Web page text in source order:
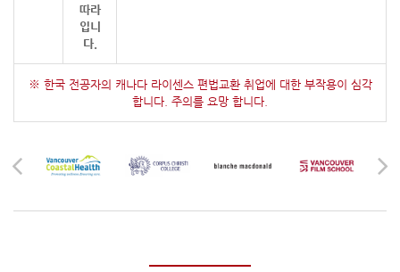
따라
입니
다.
※ 한국 전공자의 캐나다 라이센스 편법교환 취업에 대한 부작용이 심각
합니다. 주의를 요망 합니다.